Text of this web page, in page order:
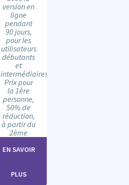
version en
ligne
pendant
90 jours,
pour les
utilisateurs
débutants
et
intermédiaires.
Prix pour
la 1ère
personne,
50% de
réduction,
à partir du
2ème
EN SAVOIR
PLUS